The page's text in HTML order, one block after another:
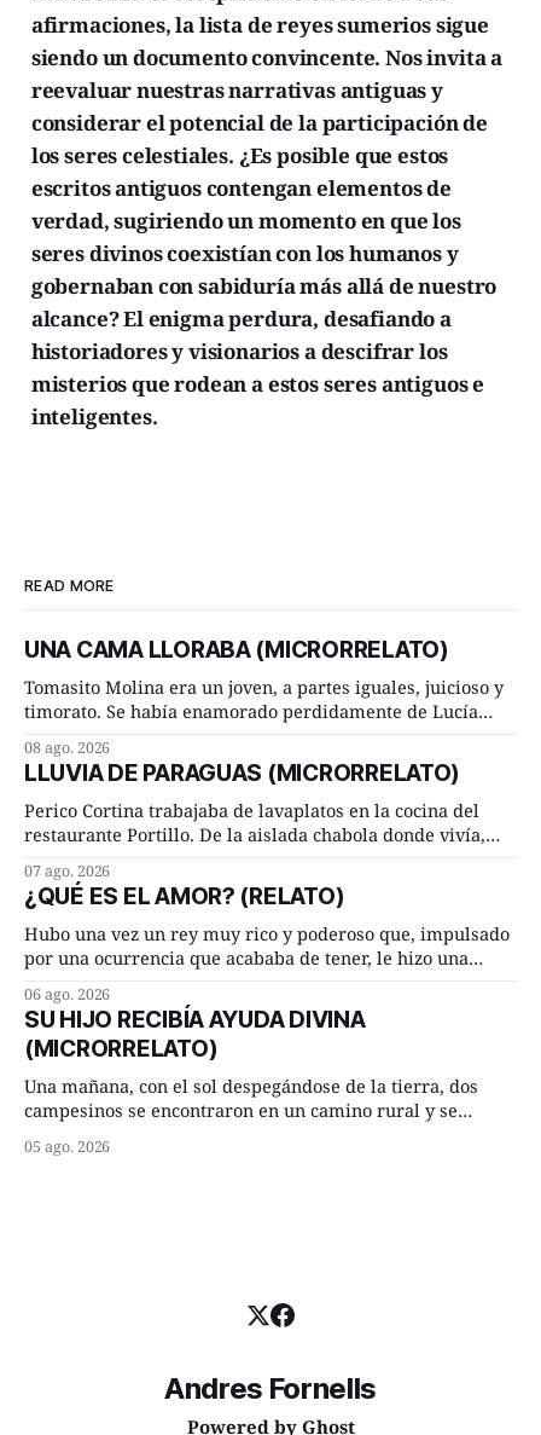
afirmaciones, la lista de reyes sumerios sigue
siendo un documento convincente. Nos invita a
reevaluar nuestras narrativas antiguas y
considerar el potencial de la participación de
los seres celestiales. ¿Es posible que estos
escritos antiguos contengan elementos de
verdad, sugiriendo un momento en que los
seres divinos coexistían con los humanos y
gobernaban con sabiduría más allá de nuestro
alcance? El enigma perdura, desafiando a
historiadores y visionarios a descifrar los
misterios que rodean a estos seres antiguos e
inteligentes.
READ MORE
UNA CAMA LLORABA (MICRORRELATO)
Tomasito Molina era un joven, a partes iguales, juicioso y
timorato. Se había enamorado perdidamente de Lucía
ambos les iba de maravilla. Pero mantenían absoluta
discrepancia en un deseo ineluctable por parte de ella.
Lucía Arriate quería que ellos
08 ago. 2026
LLUVIA DE PARAGUAS (MICRORRELATO)
Perico Cortina trabajaba de lavaplatos en la cocina del
restaurante Portillo. De la aislada chabola donde vivía,
cuarto de hora andando a buen paso. Cierta noche,
terminada su jornada laboral caminaba él hacía su mísera
morada cundo comenzó a llover
07 ago. 2026
¿QUÉ ES EL AMOR? (RELATO)
Hubo una vez un rey muy rico y poderoso que, impulsado
por una ocurrencia que acababa de tener, le hizo una
Dime, hombre sabio, ¿qué es el amor según tú? Su
consejero, que era muy prudente y astuto le respondió de
inmediato:
06 ago. 2026
SU HIJO RECIBÍA AYUDA DIVINA
(MICRORRELATO)
Una mañana, con el sol despegándose de la tierra, dos
campesinos se encontraron en un camino rural y se
remolachas, Manuel? —quiso saber uno. —Eso acabo de
05 ago. 2026
Andres Fornells
Powered by Ghost